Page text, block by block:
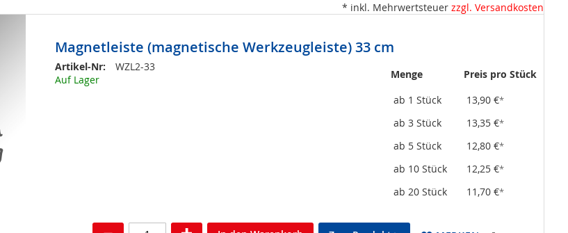
HINZUFÜGEN
* inkl. Mehrwertsteuer zzgl. Versandkosten
Magnetleiste (magnetische Werkzeugleiste) 33 cm
Artikel-Nr:
WZL2-33
Auf Lager
Menge
Preis pro Stück
ab 1 Stück
13,90 €*
ab 3 Stück 13,35 €*
ab 5 Stück 12,80 €*
ab 10 Stück 12,25 €*
ab 20 Stück 11,70 €*